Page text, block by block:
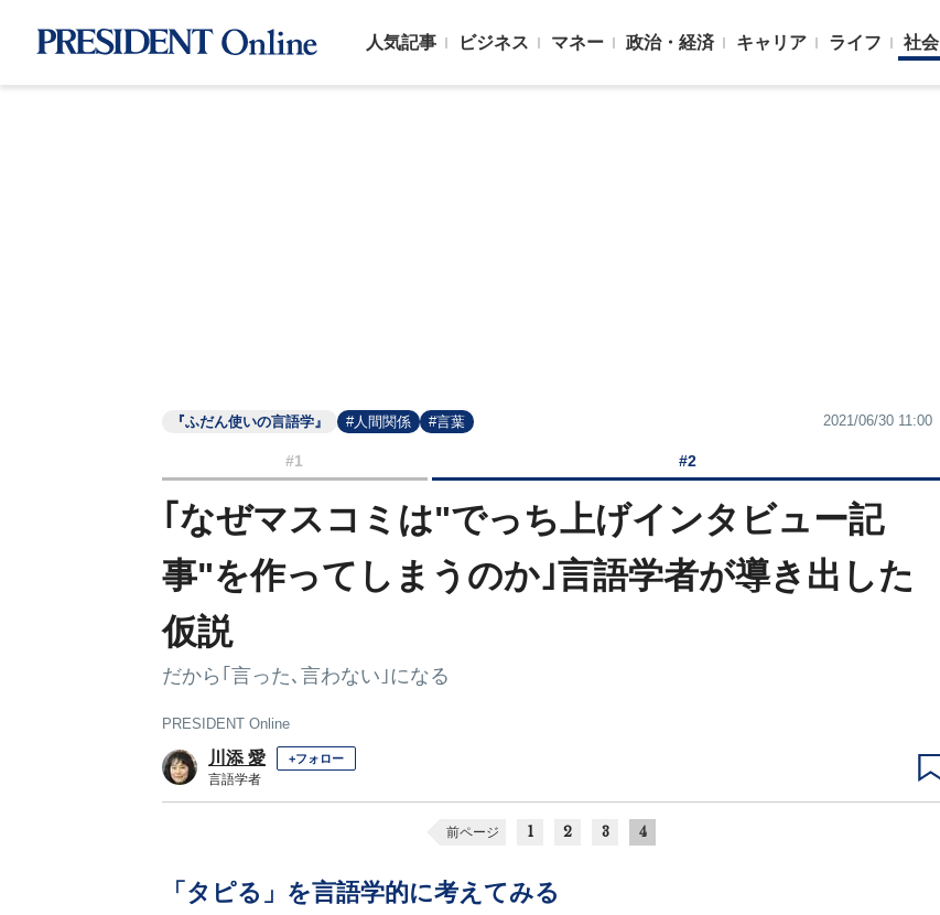
人気記事 ビジネス マネー 政治・経済 キャリア ライフ 社会
『ふだん使いの言語学』 #人間関係 #言葉 2021/06/30 11:00
#1 #2
｢なぜマスコミは"でっち上げインタビュー記
事"を作ってしまうのか｣言語学者が導き出した
仮説
だから｢言った､言わない｣になる
PRESIDENT Online
川添 愛 +フォロー
言語学者
前ページ 1 2 3 4
「タピる」を言語学的に考えてみる